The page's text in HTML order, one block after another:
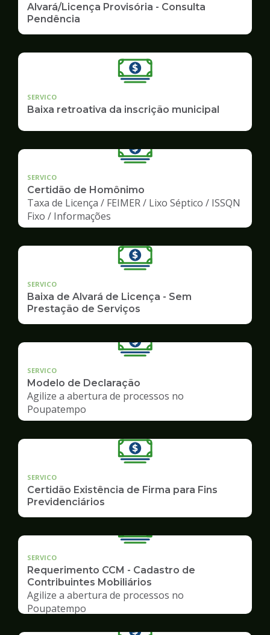
Alvará/Licença Provisória - Consulta
Pendência
SERVICO
Baixa retroativa da inscrição municipal
SERVICO
Certidão de Homônimo
Taxa de Licença / FEIMER / Lixo Séptico / ISSQN
Fixo / Informações
SERVICO
Baixa de Alvará de Licença - Sem
Prestação de Serviços
SERVICO
Modelo de Declaração
Agilize a abertura de processos no
Poupatempo
SERVICO
Certidão Existência de Firma para Fins
Previdenciários
SERVICO
Requerimento CCM - Cadastro de
Contribuintes Mobiliários
Agilize a abertura de processos no
Poupatempo